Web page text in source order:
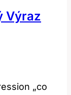
Výraz
„co